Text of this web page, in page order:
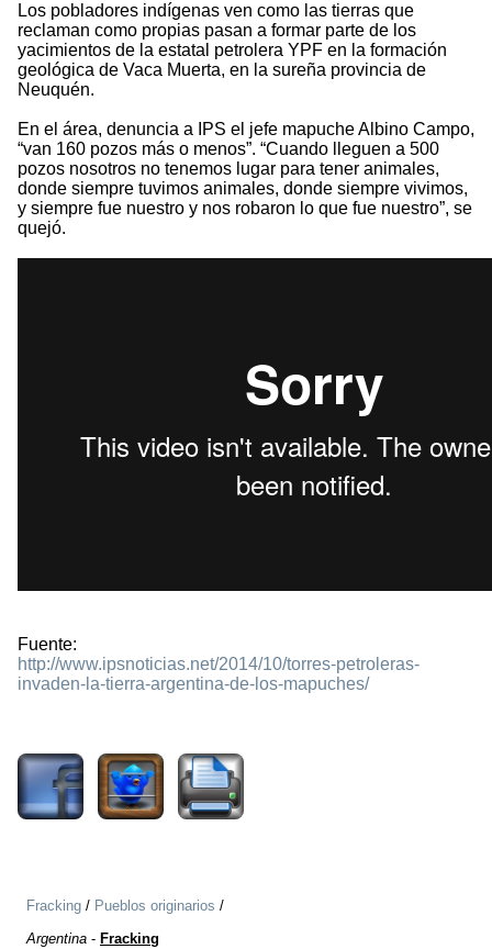
Los pobladores indígenas ven como las tierras que
reclaman como propias pasan a formar parte de los
yacimientos de la estatal petrolera YPF en la formación
geológica de Vaca Muerta, en la sureña provincia de
Neuquén.
En el área, denuncia a IPS el jefe mapuche Albino Campo,
“van 160 pozos más o menos”. “Cuando lleguen a 500
pozos nosotros no tenemos lugar para tener animales,
donde siempre tuvimos animales, donde siempre vivimos,
y siempre fue nuestro y nos robaron lo que fue nuestro”, se
quejó.
Fuente:
http://www.ipsnoticias.net/2014/10/torres-petroleras-
invaden-la-tierra-argentina-de-los-mapuches/
Fracking / Pueblos originarios /
Argentina - Fracking